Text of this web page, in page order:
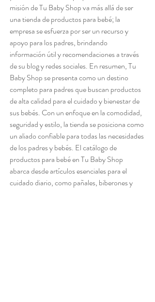
misión de Tu Baby Shop va más allá de ser
una tienda de productos para bebé; la
empresa se esfuerza por ser un recurso y
apoyo para los padres, brindando
información útil y recomendaciones a través
de su blog y redes sociales. En resumen, Tu
Baby Shop se presenta como un destino
completo para padres que buscan productos
de alta calidad para el cuidado y bienestar de
sus bebés. Con un enfoque en la comodidad,
seguridad y estilo, la tienda se posiciona como
un aliado confiable para todas las necesidades
de los padres y bebés. El catálogo de
productos para bebé en Tu Baby Shop
abarca desde artículos esenciales para el
cuidado diario, como pañales, biberones y